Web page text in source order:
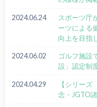
2024.06.24
スポーツ庁
ーツによる
向上を目指
2024.06.02
ゴルフ施設
設」認定制
2024.04.29
【シリー
念・JGTO